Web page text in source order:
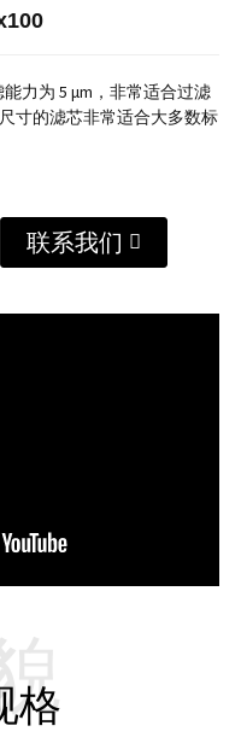
力为 5 μm，非常适合过滤
寸的滤芯非常适合大多数标
联系我们
格